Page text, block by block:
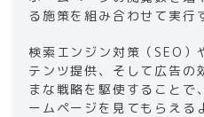
る施策を組み合わせて実行
検索エンジン対策（SEO）
テンツ提供、そして広告の
まな戦略を駆使することで
ームページを見てもらえる